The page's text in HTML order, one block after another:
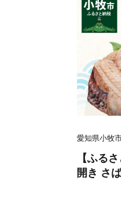
愛知県小牧
【ふる
開き さ
め合わ
魚 縞ホ